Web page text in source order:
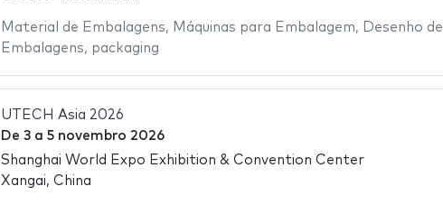
Material de Embalagens, Máquinas para Embalagem, Desenho de
Embalagens, packaging
UTECH Asia 2026
De 3a 5 novembro 2026
Shanghai World Expo Exhibition & Convention Center
Xangai, China